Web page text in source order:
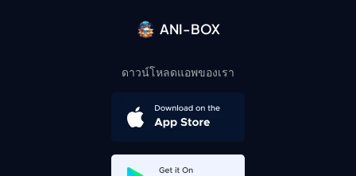
ANI-BOX
ดาวน์โหลดแอพของเรา